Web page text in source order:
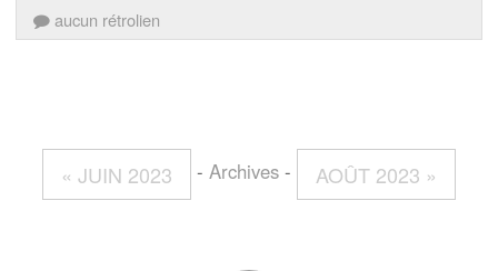
aucun rétrolien
« JUIN 2023 - Archives - AOÛT 2023 »